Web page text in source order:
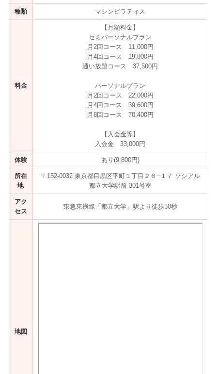
種類 マシンピラティス
料金
【月額料金】
セミパーソナルプラン
月2回コース 11,000円
月4回コース 19,800円
通い放題コース 37,500円
パーソナルプラン
月2回コース 22,000円
月4回コース 39,600円
月8回コース 70,400円
【入会金等】
入会金 33,000円
体験 あり(9,800円)
所在
地
〒152-0032 東京都目黒区平町１丁目２６−１７ ソシアル
都立大学駅前 301号室
アク
セス
東急東横線「都立大学」駅より徒歩30秒
地図